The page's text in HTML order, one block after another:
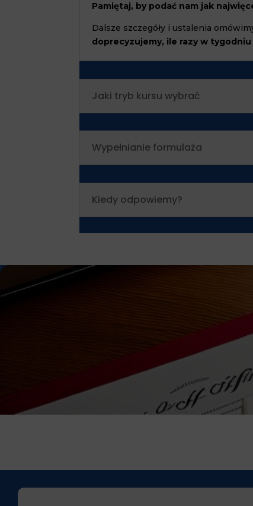
Pamiętaj, by podać nam jak
Dalsze szczegóły i ustalenia
doprecyzujemy, ile razy w
Jaki tryb kursu wybrać
Wypełnianie formulaża
Kiedy odpowiemy?